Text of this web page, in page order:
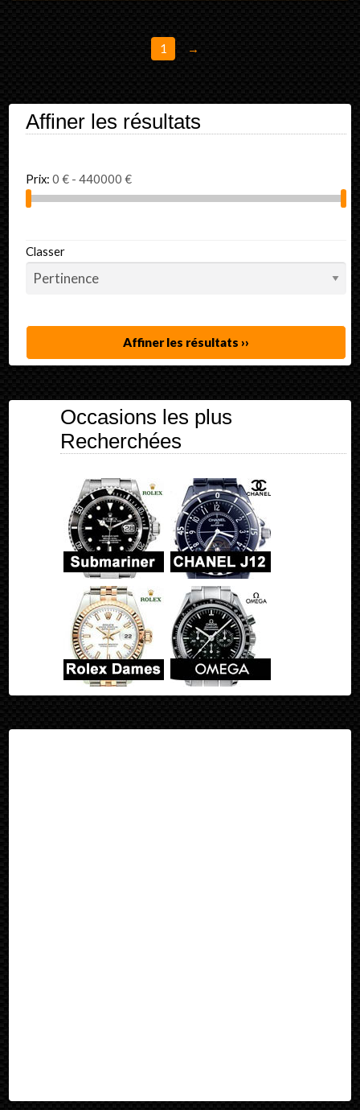
1 →
Affiner les résultats
Prix:
Classer
Affiner les résultats ››
Occasions les plus
Recherchées